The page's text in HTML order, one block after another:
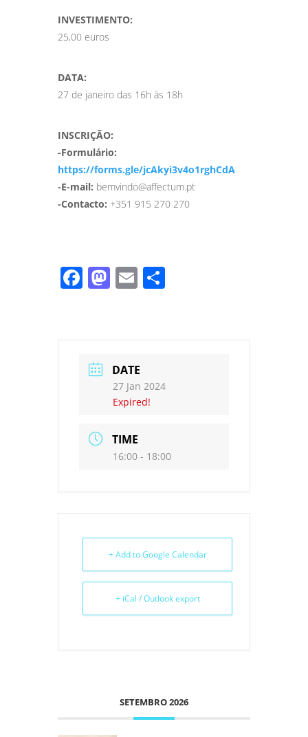
INVESTIMENTO:
25,00 euros
DATA:
27 de janeiro das 16h às 18h
INSCRIÇÃO:
-Formulário:
https://forms.gle/jcAkyi3v4o1rghCdA
-E-mail: bemvindo@affectum.pt
-Contacto: +351 915 270 270
Facebook
Mastodon
Email
DATE
27 Jan 2024
Expired!
TIME
16:00 - 18:00
+ Add to Google Calendar
+ iCal / Outlook export
SETEMBRO 2026